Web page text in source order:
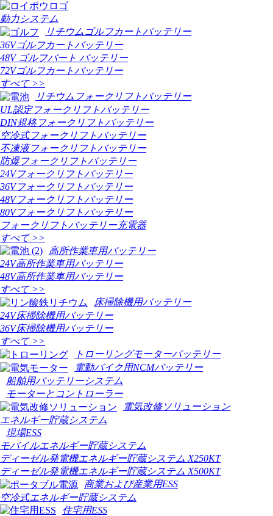
動力システム
リチウムゴルフカートバッテリー
36Vゴルフカートバッテリー
48V ゴルフバート バッテリー
72Vゴルフカートバッテリー
すべて >>
リチウムフォークリフトバッテリー
UL認定フォークリフトバッテリー
DIN規格フォークリフトバッテリー
空冷式フォークリフトバッテリー
不凍液フォークリフトバッテリー
防爆フォークリフトバッテリー
24Vフォークリフトバッテリー
36Vフォークリフトバッテリー
48Vフォークリフトバッテリー
80Vフォークリフトバッテリー
フォークリフトバッテリー充電器
すべて >>
高所作業車用バッテリー
24V高所作業車用バッテリー
48V高所作業車用バッテリー
すべて >>
床掃除機用バッテリー
24V床掃除機用バッテリー
36V床掃除機用バッテリー
すべて >>
トローリングモーターバッテリー
電動バイク用NCMバッテリー
船舶用バッテリーシステム
モーターとコントローラー
電気改修ソリューション
エネルギー貯蔵システム
現場ESS
モバイルエネルギー貯蔵システム
ディーゼル発電機エネルギー貯蔵システム X250KT
ディーゼル発電機エネルギー貯蔵システム X500KT
商業および産業用ESS
空冷式エネルギー貯蔵システム
住宅用ESS